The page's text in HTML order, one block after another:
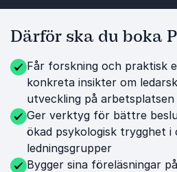
Därför ska du boka
Får forskning och praktisk
konkreta insikter om
utveckling på arbetsplatsen
Ger verktyg för bättre
ökad psykologisk trygghet i
ledningsgrupper
Bygger sina föreläsningar